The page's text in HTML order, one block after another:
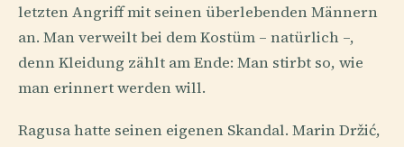
letzten Angriff mit seinen überlebenden Männern
an. Man verweilt bei dem Kostüm – natürlich –,
denn Kleidung zählt am Ende: Man stirbt so, wie
man erinnert werden will.
Ragusa hatte seinen eigenen Skandal. Marin Držić,